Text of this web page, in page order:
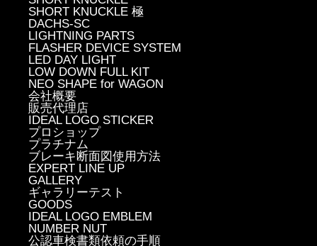
SHORT KNUCKLE 極
DACHS-SC
LIGHTNING PARTS
FLASHER DEVICE SYSTEM
LED DAY LIGHT
LOW DOWN FULL KIT
NEO SHAPE for WAGON
会社概要
販売代理店
IDEAL LOGO STICKER
プロショップ
プラチナム
ブレーキ断面図使用方法
EXPERT LINE UP
GALLERY
ギャラリーテスト
GOODS
IDEAL LOGO EMBLEM
NUMBER NUT
公認車検書類依頼の手順